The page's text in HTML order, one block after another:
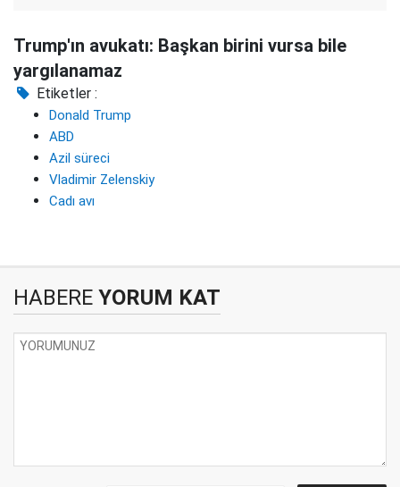
Trump'ın avukatı: Başkan birini vursa bile
yargılanamaz
Etiketler :
Donald Trump
ABD
Azil süreci
Vladimir Zelenskiy
Cadı avı
HABERE YORUM KAT